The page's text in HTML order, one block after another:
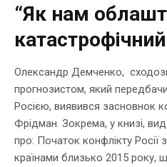
“Як нам
Олександр Демченко,
прогнозистом, який
Росією, виявився засновнок
Фрідман. Зокрема, у книзі,
про: Початок конфлікту Росії
країнами близько 2015 року,